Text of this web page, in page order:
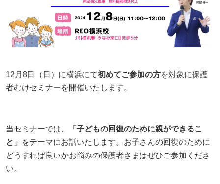
お問い合わせ
プライバシーポリシー
お知らせ
セミナー
12月8日（日）に横浜にて初めてご参加の方を対象に保護
者むけセミナーを開催いたします。
当セミナーでは、
「子どもの回復のために親ができるこ
と」
をテーマにお話いたします。お子さんの回復のために
どうすれば良いかお悩みの保護者さまはぜひご参加くださ
い。
不登校の子どもが学校に行きたくなる魔法の言葉
「なぜ」の位置を変えると、不登校の見え方が変わ
る
話をしなくても大丈夫
【保護者さまインタビュー】親も一緒に成長した8
年間。ここにいれば大丈夫だと思える場所です
【埼玉県版】不登校からの高校受験ガイド｜令和8
年度入試対応
横浜の学びの多様化学校「横浜きりん学園」とは？
不登校でも合格を目指せる！高卒認定試験【国語
編】
【神奈川県版】不登校のための高校受験ガイド
立派な親でなくていい｜不登校の子どもを持つ親が
つらいときの心の整え方
「何もしない時間」が、人生の土台になる｜不登校
不登校支援の基盤「教育機会確保法」ってどんな法
律？
クールという進学の道
教育支援センターとは？不登校の子どもを支える
「もう一つの居場所」【2025年版】